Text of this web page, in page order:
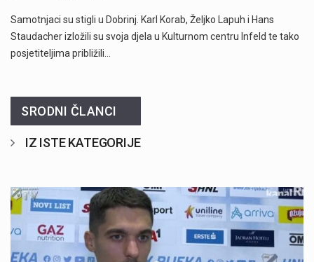
Samotnjaci su stigli u Dobrinj. Karl Korab, Željko Lapuh i Hans
Staudacher izložili su svoja djela u Kulturnom centru Infeld te tako
posjetiteljima približili…
SRODNI ČLANCI
IZ ISTE KATEGORIJE